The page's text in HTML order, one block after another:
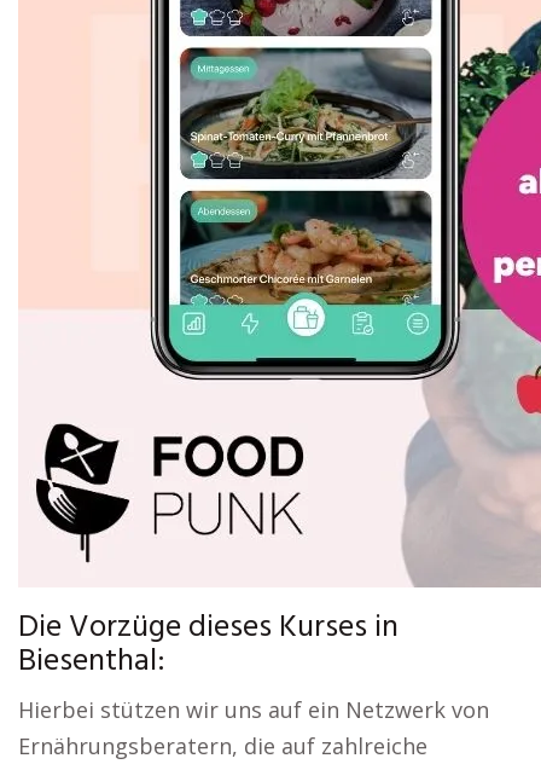
Die Vorzüge dieses Kurses in
Biesenthal:
Hierbei stützen wir uns auf ein Netzwerk von
Ernährungsberatern, die auf zahlreiche